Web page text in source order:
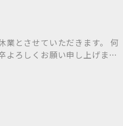
業とさせていただきます。 何
よろしくお願い申し上げま